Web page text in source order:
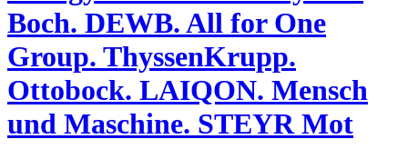
Boch. DEWB. All for One
Group. ThyssenKrupp.
Ottobock. LAIQON. Mensch
und Maschine. STEYR Mot